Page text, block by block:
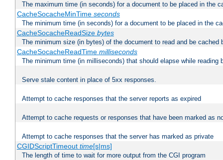
The maximum time (in seconds) for a document to be placed in the
CacheSocacheMinTime seconds
The minimum time (in seconds) for a document to be placed in the
CacheSocacheReadSize bytes
The minimum size (in bytes) of the document to read and be cached
CacheSocacheReadTime milliseconds
The minimum time (in milliseconds) that should elapse while reading
Serve stale content in place of 5xx responses.
Attempt to cache responses that the server reports as expired
Attempt to cache requests or responses that have been marked as
Attempt to cache responses that the server has marked as private
CGIDScriptTimeout time[s|ms]
The length of time to wait for more output from the CGI program